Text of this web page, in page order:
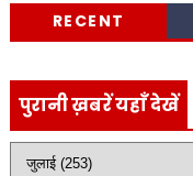
RECENT
पुरानी ख़बरें यहाँ देखें